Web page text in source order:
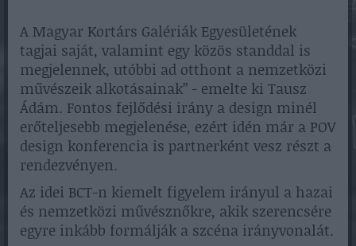
A Magyar Kortárs Galériák Egyesületének
tagjai saját, valamint egy közös standdal is
megjelennek, utóbbi ad otthont a nemzetközi
művészeik alkotásainak” - emelte ki Tausz
Ádám. Fontos fejlődési irány a design minél
erőteljesebb megjelenése, ezért idén már a POV
design konferencia is partnerként vesz részt a
rendezvényen.
Az idei BCT-n kiemelt figyelem irányul a hazai
és nemzetközi művésznőkre, akik szerencsére
egyre inkább formálják a szcéna irányvonalát.